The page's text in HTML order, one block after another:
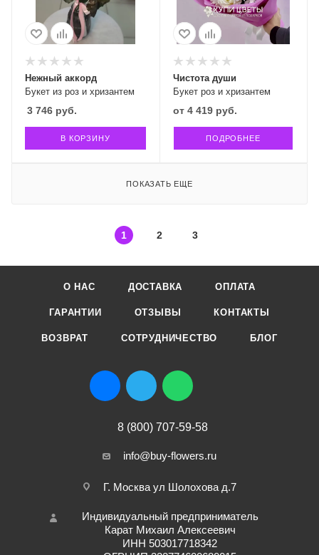
Букет из роз и хризантем
Нежный аккорд
3 746 руб.
В КОРЗИНУ
Букет роз и хризантем
Чистота души
от 4 419 руб.
ПОДРОБНЕЕ
ПОКАЗАТЬ ЕЩЕ
1 2 3
О НАС ДОСТАВКА ОПЛАТА
ГАРАНТИИ ОТЗЫВЫ КОНТАКТЫ
ВОЗВРАТ СОТРУДНИЧЕСТВО БЛОГ
8 (800) 707-59-58
info@buy-flowers.ru
Г. Москва ул Шолохова д.7
Индивидуальный предприниматель
Карат Михаил Алексеевич
ИНН 503017718342